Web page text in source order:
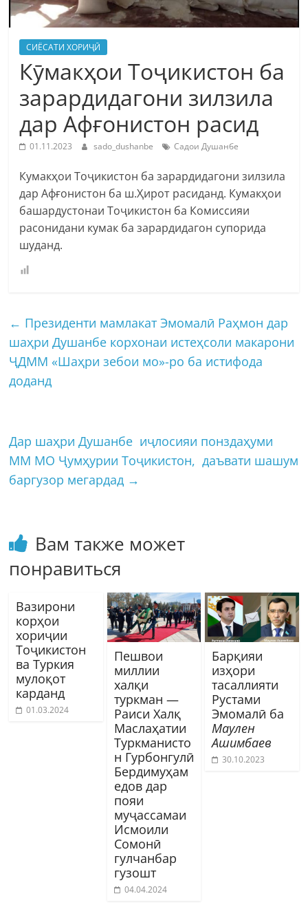
СИЁСАТИ ХОРИҶӢ
Кӯмакҳои Тоҷикистон ба
зарардидагони зилзила
дар Афғонистон расид
01.11.2023 sado_dushanbe Садои Душанбе
Кумакҳои Тоҷикистон ба зарардидагони зилзила
дар Афғонистон ба ш.Ҳирот расиданд. Кумакҳои
башардустонаи Тоҷикистон ба Комиссияи
расонидани кумак ба зарардидагон супорида
шуданд.
← Президенти мамлакат Эмомалӣ Раҳмон дар
шаҳри Душанбе корхонаи истеҳсоли макарони
ҶДММ «Шаҳри зебои мо»-ро ба истифода
доданд
Дар шаҳри Душанбе иҷлосияи понздаҳуми
ММ МО Ҷумҳурии Тоҷикистон, даъвати шашум
баргузор мегардад →
Вам также может
понравиться
Вазирони
корҳои
хориҷии
Тоҷикистон
ва Туркия
мулоқот
карданд
01.03.2024
Пешвои
миллии
халқи
туркман —
Раиси Халқ
Маслаҳатии
Туркманисто
н Гурбонгулӣ
Бердимуҳам
едов дар
пояи
муҷассамаи
Исмоили
Сомонӣ
гулчанбар
гузошт
04.04.2024
Барқияи
изҳори
тасаллияти
Рустами
Эмомалӣ ба
Маулен
Ашимбаев
30.10.2023